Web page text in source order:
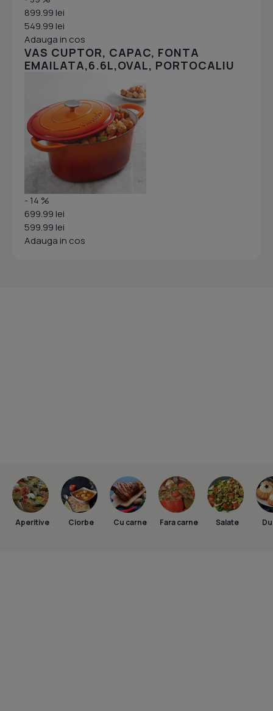
899.99 lei
549.99 lei
Adauga in cos
VAS CUPTOR, CAPAC, FONTA
EMAILATA,6.6L,OVAL, PORTOCALIU
- 14 %
699.99 lei
599.99 lei
Adauga in cos
Aperitive Ciorbe Cu carne Fara carne Salate